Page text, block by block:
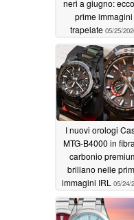
neri a giugno:
prime immagini
trapelate 05/25/
I nuovi orologi
MTG-B4000 in
carbonio
brillano nelle
immagini IRL 05/24/